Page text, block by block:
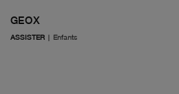
GEOX
ASSISTER | Enfants